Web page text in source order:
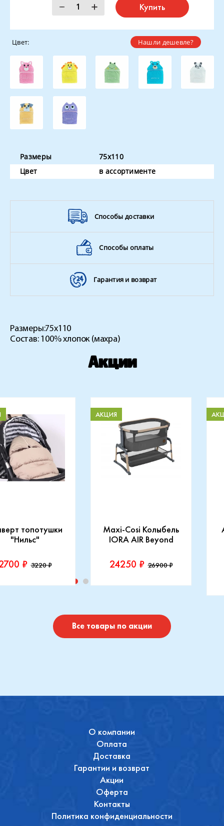
Купить
Нашли дешевле?
Цвет:
Размеры
75x110
Цвет
в ассортименте
Способы доставки
Способы оплаты
Гарантия и возврат
Размеры:75x110
Состав: 100% хлопок (махра)
Акции
топотушки
"Нильс"
₽ 3220 ₽
Maxi-Cosi Колыбель
IORA AIR Beyond
АКЦИЯ
24250 ₽ 26900 ₽
Производитель::
Купить
Все товары по акции
О компании
Оплата
Доставка
Гарантии и возврат
Акции
Оферта
Контакты
Политика конфиденциальности